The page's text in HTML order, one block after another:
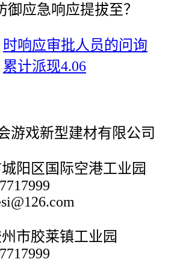
御应急响应提拔至？
时响应审批人员的问询
累计派现4.06
游戏新型建材有限公司
阳区国际空港工业园
市胶莱镇工业园